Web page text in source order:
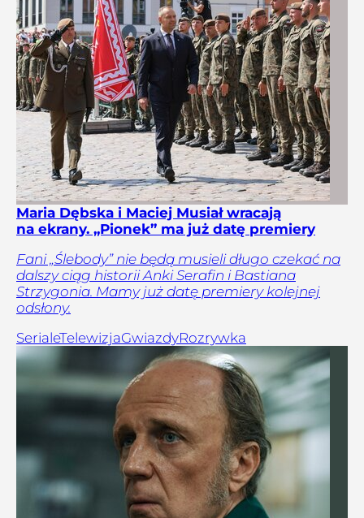
Maria Dębska i Maciej Musiał wracają
na ekrany. „Pionek” ma już datę premiery
Fani „Ślebody” nie będą musieli długo czekać na
dalszy ciąg historii Anki Serafin i Bastiana
Strzygonia. Mamy już datę premiery kolejnej
odsłony.
SerialeTelewizjaGwiazdyRozrywka